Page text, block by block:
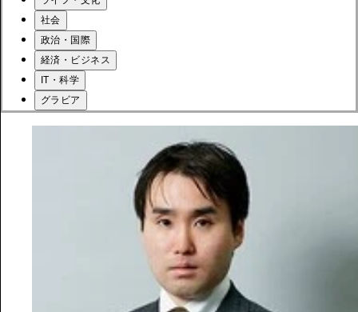
社会
政治・国際
経済・ビジネス
IT・科学
グラビア